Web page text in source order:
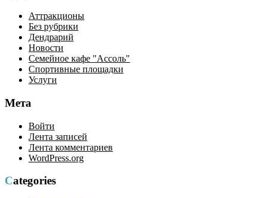
Аттракционы
Без рубрики
Дендрарий
Новости
Семейное кафе "Ассоль"
Спортивные площадки
Услуги
Мета
Войти
Лента записей
Лента комментариев
WordPress.org
Categories